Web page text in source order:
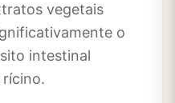
vegetais
o
intestinal
rícino.